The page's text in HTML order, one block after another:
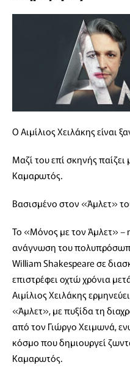
O Αιμίλιος Χειλάκης είναι
Μαζί του επί σκηνής
Καμαρωτός.
Βασισμένο στον «Άμλετ»
Το «Μόνος με τον Άμλετ» –
ανάγνωση του
William Shakespeare σε
επιστρέφει οχτώ χρόνια
Αιμίλιος Χειλάκης
«Άμλετ», με πυξίδα τη
από τον Γιώργο Χειμωνά,
κόσμο που δημιουργεί
Καμαρωτός.